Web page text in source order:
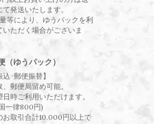
発送いたします。
等により、ゆうパックを利
いただく場合がございま
（ゆうパック）
込･郵便振替】
郵便局留め可能。
日時ご利用いただけます。
一律800円)
取引合計10.000円以上で